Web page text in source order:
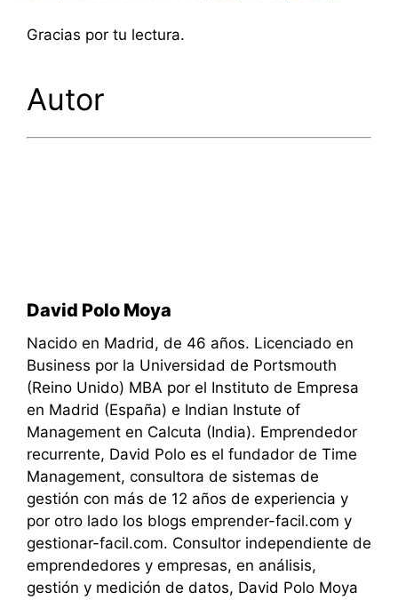
Gracias por tu lectura.
Autor
David Polo Moya
Nacido en Madrid, de 46 años. Licenciado en
Business por la Universidad de Portsmouth
(Reino Unido) MBA por el Instituto de Empresa
en Madrid (España) e Indian Instute of
Management en Calcuta (India). Emprendedor
recurrente, David Polo es el fundador de Time
Management, consultora de sistemas de
gestión con más de 12 años de experiencia y
por otro lado los blogs emprender-facil.com y
gestionar-facil.com. Consultor independiente de
emprendedores y empresas, en análisis,
gestión y medición de datos, David Polo Moya